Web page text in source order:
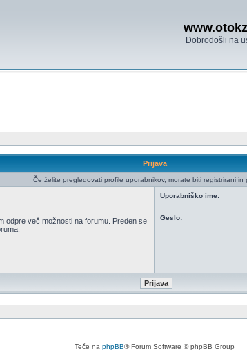
Dobrodošli na
Prijava
Če želite pregledovati profile uporabnikov, morate biti registrirani in
odpre več možnosti na forumu. Preden se
Uporabniško ime:
Geslo:
Teče na phpBB® Forum Software © phpBB Group